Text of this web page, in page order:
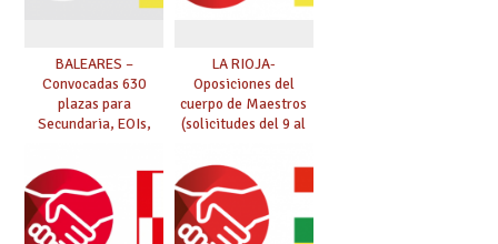
BALEARES –
Convocadas 630
plazas para
Secundaria, EOIs,
Conservatorios y FP
LA RIOJA-
Oposiciones del
cuerpo de Maestros
(solicitudes del 9 al